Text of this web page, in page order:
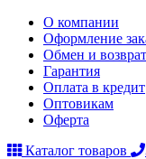
О компании
Оформление
Обмен и возврат
Гарантия
Оплата в кредит
Оптовикам
Оферта
Каталог товаров